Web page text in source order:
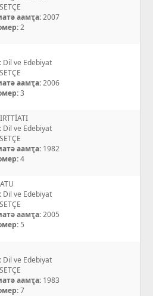
аамҭа:2007
2
Dil ve Edebiyat
аамҭа:2006
3
Dil ve Edebiyat
аамҭа: 1982
4
Dil ve Edebiyat
аамҭа:2005
5
Dil ve Edebiyat
аамҭа: 1983
7